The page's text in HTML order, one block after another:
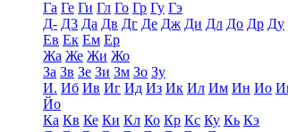
Га Ге Ги Гл Го Гр Гу Гэ
Д- Д3 Да Дв Дг Де Дж Ди Дл До Др Ду
Ев Ек Ем Ер
Жа Же Жи Жо
За Зв Зе Зи Зм Зо Зу
И. Иб Ив Иг Ид Из Ик Ил Им Ин Ио
Йо
Ка Кв Ке Ки Кл Ко Кр Кс Ку Кь Кэ